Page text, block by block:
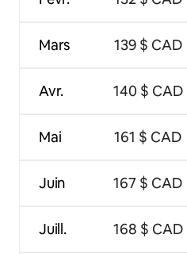
Mars
Avr.
Mai
Juin
Juill.
139 $ CAD
140 $ CAD
161 $ CAD
167 $ CAD
168 $ CAD